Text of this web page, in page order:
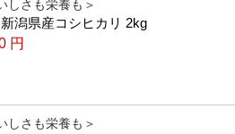
しさも栄養も＞
潟県産コシヒカリ 2kg
円
しさも栄養も＞